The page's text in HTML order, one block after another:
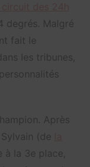
degrés. Malgré
fait le
les tribunes,
Après
(de
à la 3e place,